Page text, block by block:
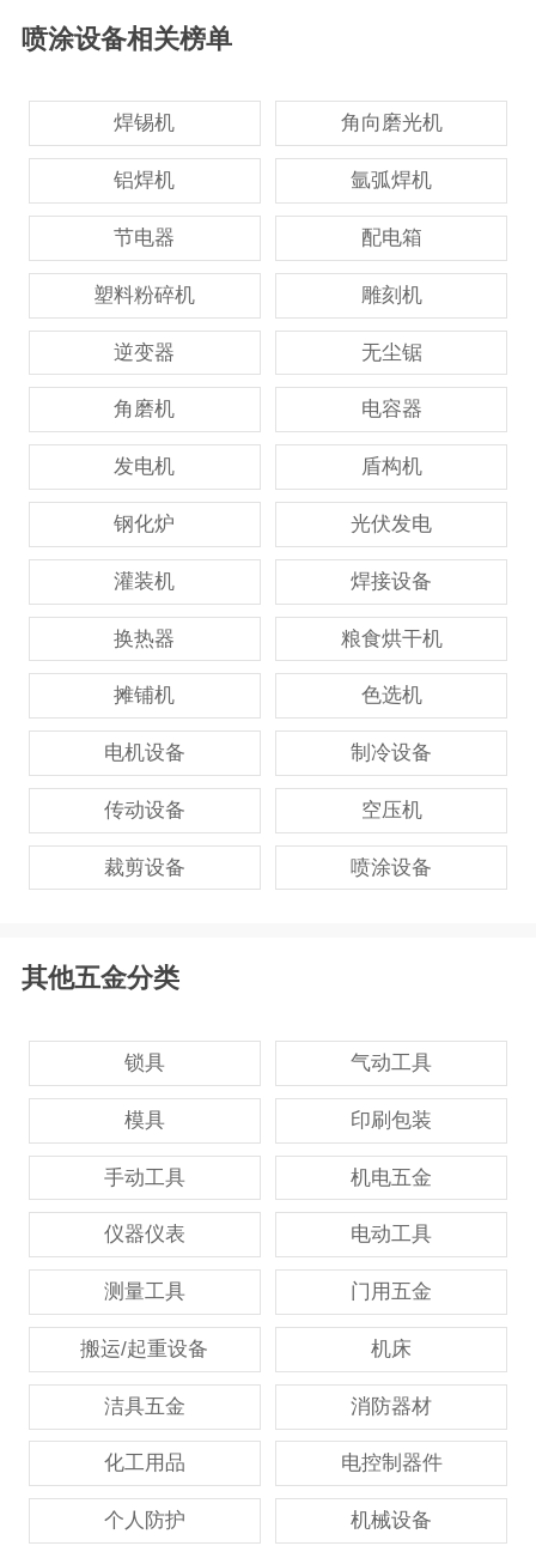
喷涂设备相关榜单
焊锡机 角向磨光机
铝焊机 氩弧焊机
节电器 配电箱
塑料粉碎机 雕刻机
逆变器 无尘锯
角磨机 电容器
发电机 盾构机
钢化炉 光伏发电
灌装机 焊接设备
换热器 粮食烘干机
摊铺机 色选机
电机设备 制冷设备
传动设备 空压机
裁剪设备 喷涂设备
其他五金分类
锁具 气动工具
模具 印刷包装
手动工具 机电五金
仪器仪表 电动工具
测量工具 门用五金
搬运/起重设备 机床
洁具五金 消防器材
化工用品 电控制器件
个人防护 机械设备